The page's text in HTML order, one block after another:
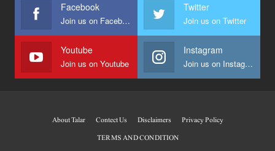
Facebook
Join us on Facebook
Twitter
Join us on Twitter
Youtube
Join us on Youtube
Instagram
Join us on Instagram
About Talar Contect Us Disclaimers
Privacy Policy
TERMS AND CONDITION